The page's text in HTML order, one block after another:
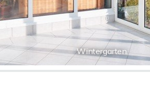
Wintergarten